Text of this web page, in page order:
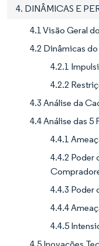
4. DINÂMICAS E
4.1 Visão Geral
4.2 Dinâmicas
4.2.1
4.2.2
4.3 Análise da
4.4 Análise das 5
4.4.1
4.4.2 Poder
4.4.3 Poder
4.4.4
4.4.5